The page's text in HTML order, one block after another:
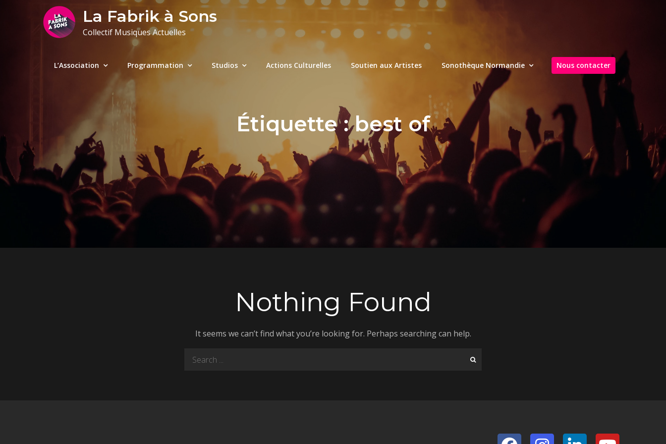
La Fabrik à Sons
Collectif Musiques Actuelles
L’Association Programmation Studios Actions Culturelles Soutien aux Artistes Sonothèque Normandie Nous contacter
Étiquette :best of
Nothing Found
It seems we can’t find what you’re looking for. Perhaps searching can help.
Search